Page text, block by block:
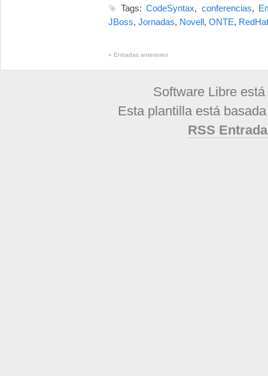
Tags:CodeSyntax, conferencias,
JBoss, Jornadas, Novell, ONTE, RedHat
« Entradas anteriores
Software Libre
Esta plantilla está
RSS